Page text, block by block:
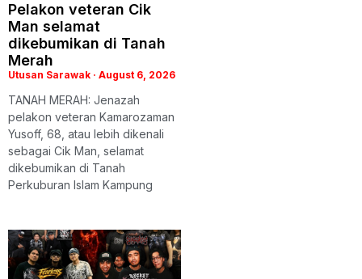
Pelakon veteran Cik
Man selamat
dikebumikan di Tanah
Merah
Utusan Sarawak August 6, 2026
TANAH MERAH: Jenazah
pelakon veteran Kamarozaman
Yusoff, 68, atau lebih dikenali
sebagai Cik Man, selamat
dikebumikan di Tanah
Perkuburan Islam Kampung